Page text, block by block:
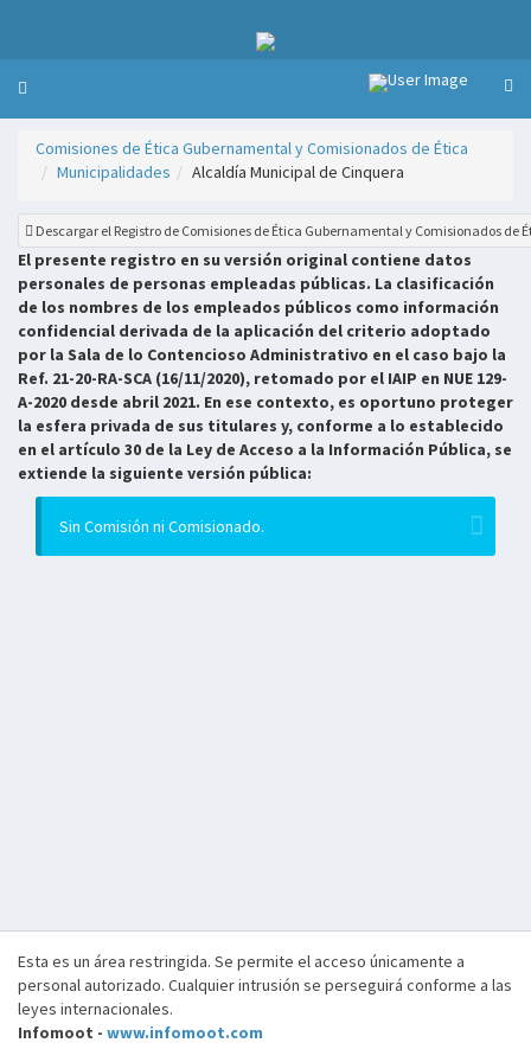
Comisiones de Ética Gubernamental y Comisionados de Ética
Municipalidades
Alcaldía Municipal de Cinquera
Descargar el Registro de Comisiones de Ética Gubernamental y Comisionados de
El presente registro en su versión original contiene datos
personales de personas empleadas públicas. La clasificación
de los nombres de los empleados públicos como información
confidencial derivada de la aplicación del criterio adoptado
por la Sala de lo Contencioso Administrativo en el caso bajo la
Ref. 21-20-RA-SCA (16/11/2020), retomado por el IAIP en NUE 129-
A-2020 desde abril 2021. En ese contexto, es oportuno proteger
la esfera privada de sus titulares y, conforme a lo establecido
en el artículo 30 de la Ley de Acceso a la Información Pública, se
extiende la siguiente versión pública:
Sin Comisión ni Comisionado.
Esta es un área restringida. Se permite el acceso únicamente a
personal autorizado. Cualquier intrusión se perseguirá conforme a las
leyes internacionales.
Infomoot - www.infomoot.com